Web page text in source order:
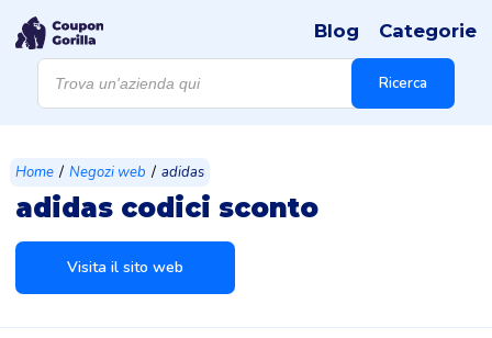
Products
search Ricerca
Blog Categorie
Home / Negozi web / adidas
adidas codici sconto
Visita il sito web